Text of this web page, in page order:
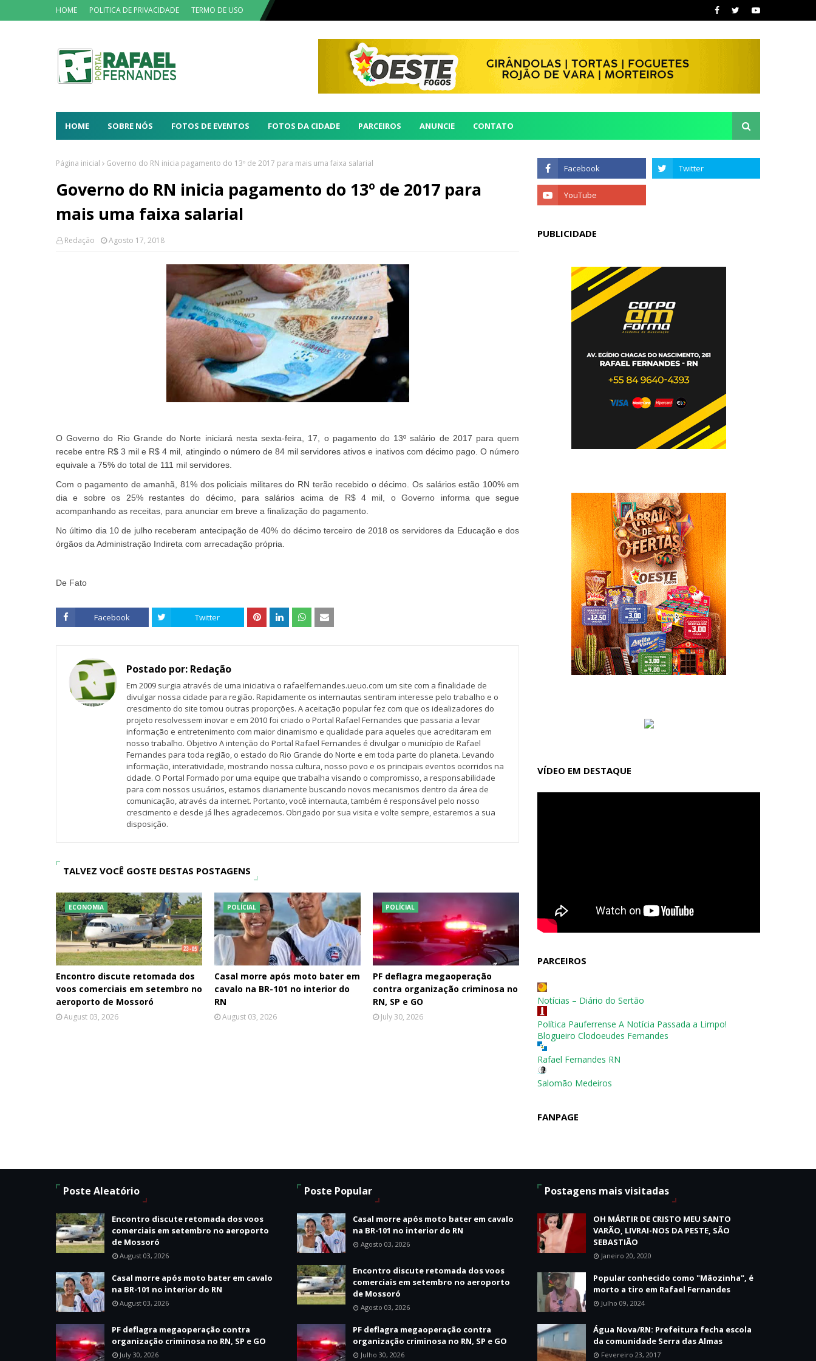
HOME POLITICA DE PRIVACIDADE TERMO DE USO
HOME SOBRE NÓS FOTOS DE EVENTOS FOTOS DA CIDADE PARCEIROS ANUNCIE CONTATO
Página inicial Governo do RN inicia pagamento do 13º de 2017 para mais uma faixa salarial
Governo do RN inicia pagamento do 13º de 2017 para
mais uma faixa salarial
Redação Agosto 17, 2018
O Governo do Rio Grande do Norte iniciará nesta sexta-feira, 17, o pagamento do 13º salário de 2017 para quem
recebe entre R$ 3 mil e R$ 4 mil, atingindo o número de 84 mil servidores ativos e inativos com décimo pago. O número
equivale a 75% do total de 111 mil servidores.
Com o pagamento de amanhã, 81% dos policiais militares do RN terão recebido o décimo. Os salários estão 100% em
dia e sobre os 25% restantes do décimo, para salários acima de R$ 4 mil, o Governo informa que segue
acompanhando as receitas, para anunciar em breve a finalização do pagamento.
No último dia 10 de julho receberam antecipação de 40% do décimo terceiro de 2018 os servidores da Educação e dos
órgãos da Administração Indireta com arrecadação própria.
De Fato
Facebook Twitter
Postado por: Redação
Em 2009 surgia através de uma iniciativa o rafaelfernandes.ueuo.com um site com a finalidade de
divulgar nossa cidade para região. Rapidamente os internautas sentiram interesse pelo trabalho e o
crescimento do site tomou outras proporções. A aceitação popular fez com que os idealizadores do
projeto resolvessem inovar e em 2010 foi criado o Portal Rafael Fernandes que passaria a levar
informação e entretenimento com maior dinamismo e qualidade para aqueles que acreditaram em
nosso trabalho. Objetivo A intenção do Portal Rafael Fernandes é divulgar o município de Rafael
Fernandes para toda região, o estado do Rio Grande do Norte e em toda parte do planeta. Levando
informação, interatividade, mostrando nossa cultura, nosso povo e os principais eventos ocorridos na
cidade. O Portal Formado por uma equipe que trabalha visando o compromisso, a responsabilidade
para com nossos usuários, estamos diariamente buscando novos mecanismos dentro da área de
comunicação, através da internet. Portanto, você internauta, também é responsável pelo nosso
crescimento e desde já lhes agradecemos. Obrigado por sua visita e volte sempre, estaremos a sua
disposição.
TALVEZ VOCÊ GOSTE DESTAS POSTAGENS
ECONOMIA
Encontro discute retomada dos
voos comerciais em setembro no
aeroporto de Mossoró
August 03, 2026
POLÍCIAL
Casal morre após moto bater em
cavalo na BR-101 no interior do
RN
August 03, 2026
POLÍCIAL
PF deflagra megaoperação
contra organização criminosa no
RN, SP e GO
July 30, 2026
PUBLICIDADE
VÍDEO EM DESTAQUE
PARCEIROS
Notícias – Diário do Sertão
Política Pauferrense A Notícia Passada a Limpo!
Blogueiro Clodoeudes Fernandes
Rafael Fernandes RN
Salomão Medeiros
FANPAGE
Poste Aleatório
Encontro discute retomada dos voos
comerciais em setembro no aeroporto
de Mossoró
August 03, 2026
Casal morre após moto bater em cavalo
na BR-101 no interior do RN
August 03, 2026
PF deflagra megaoperação contra
organização criminosa no RN, SP e GO
July 30, 2026
Poste Popular
Casal morre após moto bater em cavalo
na BR-101 no interior do RN
Agosto 03, 2026
Encontro discute retomada dos voos
comerciais em setembro no aeroporto
de Mossoró
Agosto 03, 2026
PF deflagra megaoperação contra
organização criminosa no RN, SP e GO
Julho 30, 2026
Postagens mais visitadas
OH MÁRTIR DE CRISTO MEU SANTO
VARÃO, LIVRAI-NOS DA PESTE, SÃO
SEBASTIÃO
Janeiro 20, 2020
Popular conhecido como "Mãozinha", é
morto a tiro em Rafael Fernandes
Julho 09, 2024
Água Nova/RN: Prefeitura fecha escola
da comunidade Serra das Almas
Fevereiro 23, 2017